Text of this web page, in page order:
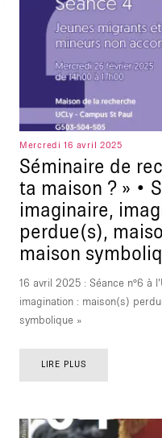
Mercredi 16 avril 2025
Séminaire de
ta maison ? » •
imaginaire,
perdue(s),
maison
16 avril 2025 : Séance n°6 à
imagination : maison(s)
symbolique »
LIRE PLUS